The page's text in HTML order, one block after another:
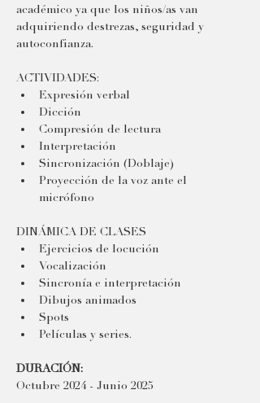
académico ya que los niños/as van
adquiriendo destrezas, seguridad y
autoconfianza.
ACTIVIDADES:
Expresión verbal
Dicción
Compresión de lectura
Interpretación
Sincronización (Doblaje)
Proyección de la voz ante el
micrófono
DINÁMICA DE CLASES
Ejercicios de locución
Vocalización
Sincronía e interpretación
Dibujos animados
Spots
Películas y series.
DURACIÓN:
Octubre 2024 - Junio 2025